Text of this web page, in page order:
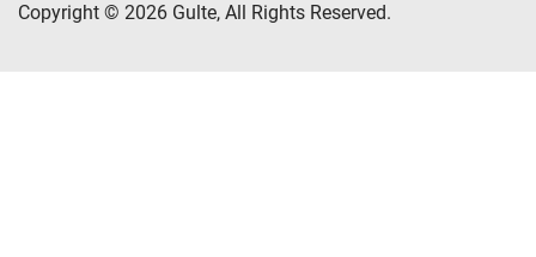
Copyright © 2026 Gulte, All Rights Reserved.